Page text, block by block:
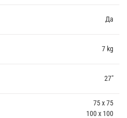
Да
7 kg
27"
75 x 75
100 x 100